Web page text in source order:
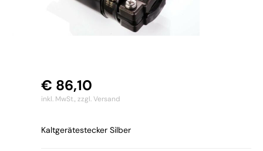
€ 86,10
inkl. MwSt.,zzgl. Versand
Kaltgerätestecker Silber